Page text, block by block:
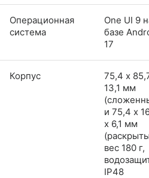
Операционная
система
One UI 9
базе
17
Корпус
75,4 х
13,1 мм
и 75,4 x
x 6,1 мм
вес 180 г,
IP48